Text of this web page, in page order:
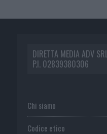
DIRETTA MEDIA ADV SRL
P.I. 02839380306
Chi siamo
Codice etico